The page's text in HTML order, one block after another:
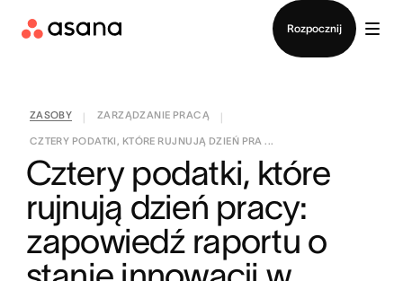
Rozpocznij
ZASOBY ZARZĄDZANIE PRACĄ
CZTERY PODATKI, KTÓRE RUJNUJĄ DZIEŃ PRA ...
Cztery podatki, które
rujnują dzień pracy:
zapowiedź raportu o